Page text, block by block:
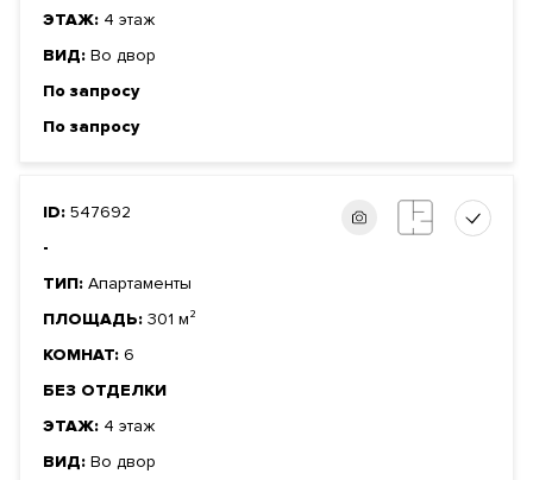
ЭТАЖ: 4 этаж
ВИД: Во двор
По запросу
По запросу
ID: 547692
-
ТИП: Апартаменты
ПЛОЩАДЬ: 301 м²
КОМНАТ: 6
БЕЗ ОТДЕЛКИ
ЭТАЖ: 4 этаж
ВИД: Во двор